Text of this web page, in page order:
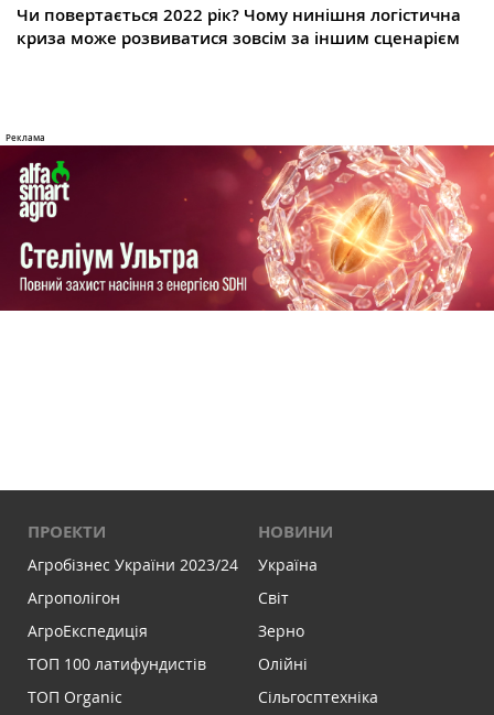
Чи повертається 2022 рік? Чому нинішня логістична
криза може розвиватися зовсім за іншим сценарієм
ПРОЕКТИ
Агробізнес України 2023/24
Агрополігон
АгроЕкспедиція
ТОП 100 латифундистів
ТОП Organic
НОВИНИ
Україна
Світ
Зерно
Олійні
Сільгосптехніка